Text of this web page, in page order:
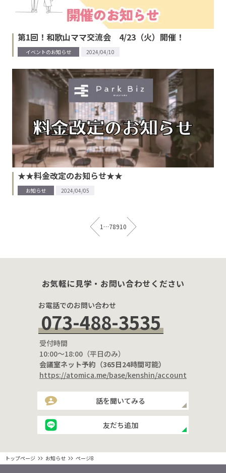
第1回！和歌山ママ交流会 4/23（火）開催！
イベントのお知らせ 2024/04/10
★★料金改定のお知らせ★★
お知らせ 2024/04/05
1 …78910
お気軽に見学・お問い合わせください
お電話でのお問い合わせ
073-488-3535
受付時間
10:00〜18:00（平日のみ）
会議室ネット予約（365日24時間可能）
https://atomica.me/base/kenshin/account
話を聞いてみる
友だち追加
トップページ お知らせ ページ8